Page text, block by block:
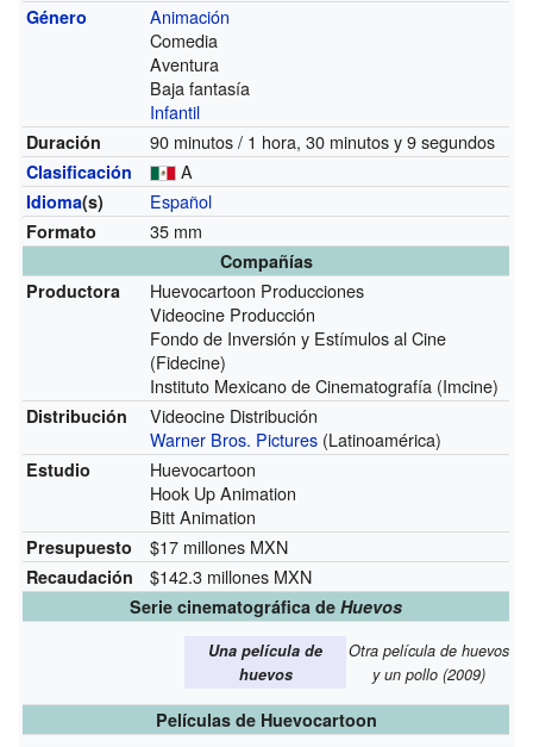
Género
Animación
Comedia
Aventura
Baja fantasía
Infantil
Duración 90 minutos / 1 hora, 30 minutos y 9 segundos
Clasificación A
Idioma(s) Español
Formato 35 mm
Compañías
Productora
Huevocartoon Producciones
Videocine Producción
Fondo de Inversión y Estímulos al Cine
(Fidecine)
Instituto Mexicano de Cinematografía (Imcine)
Distribución
Videocine Distribución
Warner Bros. Pictures (Latinoamérica)
Estudio
Huevocartoon
Hook Up Animation
Bitt Animation
Presupuesto $17 millones MXN
Recaudación $142.3 millones MXN
Serie cinematográfica deHuevos
Una película de
huevos
Otra película de huevos
y un pollo (2009)
Películas de Huevocartoon